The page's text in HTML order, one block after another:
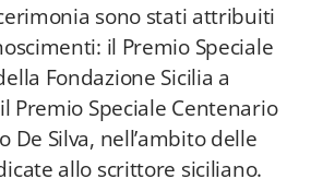
sono stati attribuiti
il Premio Speciale
Fondazione Sicilia a
Premio Speciale Centenario
De Silva, nell’ambito delle
allo scrittore siciliano.